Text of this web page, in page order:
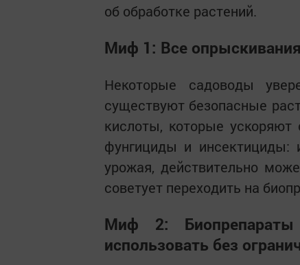
об обработке растений.
Миф 1: Все
Некоторые садоводы
существуют безопасные
кислоты, которые
фунгициды и инсектициды:
урожая, действительно
советует переходить на
Миф 2:
использовать без